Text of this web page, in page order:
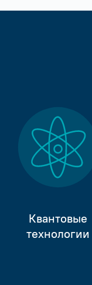
Квантовые
технологии